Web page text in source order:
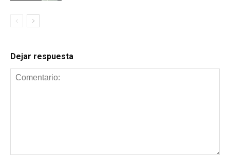
Dejar respuesta